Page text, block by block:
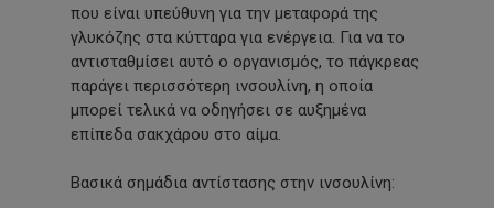
που είναι υπεύθυνη για την μεταφορά της
γλυκόζης στα κύτταρα για ενέργεια. Για να το
αντισταθμίσει αυτό ο οργανισμός, το πάγκρεας
παράγει περισσότερη ινσουλίνη, η οποία
μπορεί τελικά να οδηγήσει σε αυξημένα
επίπεδα σακχάρου στο αίμα.
Βασικά σημάδια αντίστασης στην ινσουλίνη: